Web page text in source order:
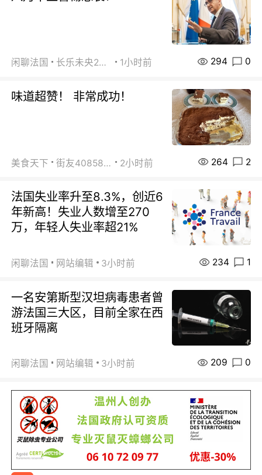
闲聊法国 长乐未央2015 1小时前 294 0
味道超赞！ 非常成功！
美食天下 街友40858442 2小时前 264 2
法国失业率升至8.3%，创近6
年新高！失业人数增至270
万，年轻人失业率超21%
闲聊法国 网站编辑 3小时前 234 1
一名安第斯型汉坦病毒患者曾
游法国三大区，目前全家在西
班牙隔离
闲聊法国 网站编辑 3小时前 209 0